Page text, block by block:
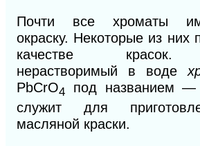
Почти все хроматы
окраску. Некоторые из них
качестве красок.
нерастворимый в воде
РbСrO4 под названием —
служит для
масляной краски.